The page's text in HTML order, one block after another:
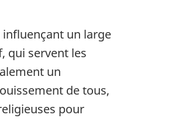
un large
qui servent les
un
de tous,
pour